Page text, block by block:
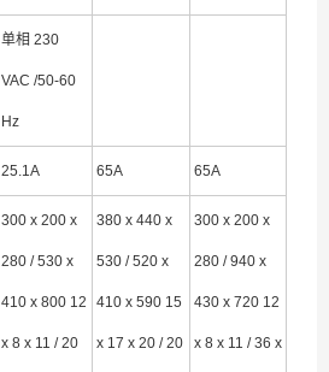
单相 230
VAC /50-60
Hz
25.1A 65A 65A
300 x 200 x
280 / 530 x
410 x 800 12
x 8 x 11 / 20
380 x 440 x
530 / 520 x
410 x 590 15
x 17 x 20 / 20
300 x 200 x
280 / 940 x
430 x 720 12
x 8 x 11 / 36 x